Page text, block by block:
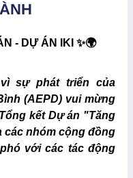
- DỰ ÁN IKI ✨🌍
vì sự phát triển của
(AEPD) vui mừng
kết Dự án "Tăng
các nhóm cộng đồng
với các tác động